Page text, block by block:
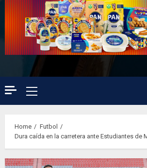
Primary
Menu
Home
Futbol
Dura caída en la carretera ante Estudiantes de